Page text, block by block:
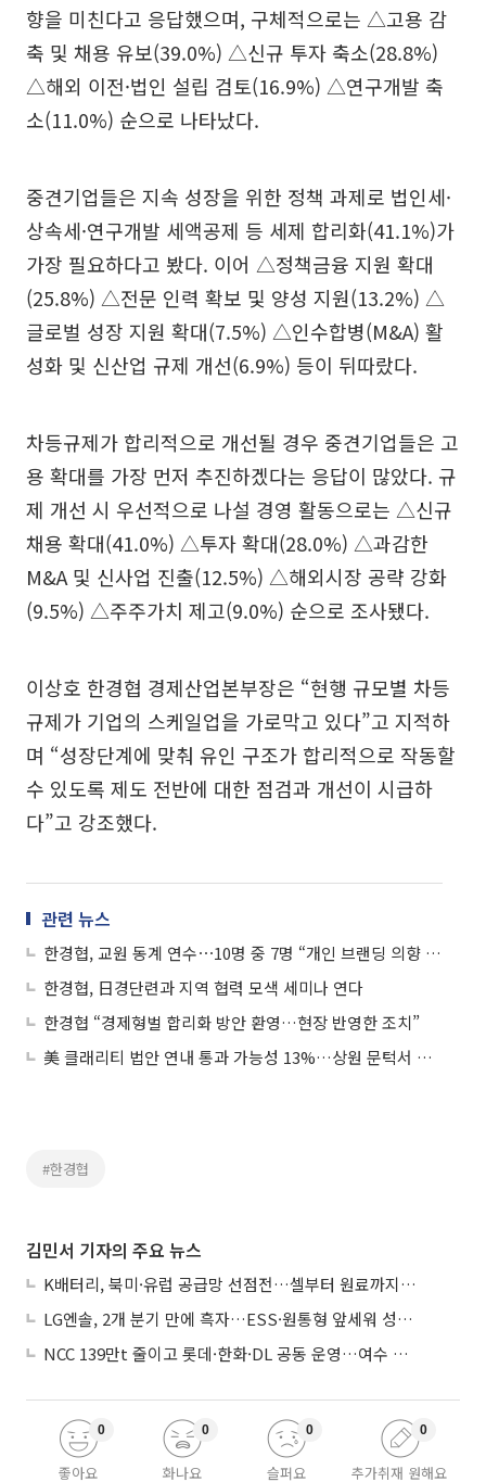
향을 미친다고 응답했으며, 구체적으로는 △고용 감
축 및 채용 유보(39.0%) △신규 투자 축소(28.8%)
△해외 이전·법인 설립 검토(16.9%) △연구개발 축
소(11.0%) 순으로 나타났다.
중견기업들은 지속 성장을 위한 정책 과제로 법인세·
상속세·연구개발 세액공제 등 세제 합리화(41.1%)가
가장 필요하다고 봤다. 이어 △정책금융 지원 확대
(25.8%) △전문 인력 확보 및 양성 지원(13.2%) △
글로벌 성장 지원 확대(7.5%) △인수합병(M&A) 활
성화 및 신산업 규제 개선(6.9%) 등이 뒤따랐다.
차등규제가 합리적으로 개선될 경우 중견기업들은 고
용 확대를 가장 먼저 추진하겠다는 응답이 많았다. 규
제 개선 시 우선적으로 나설 경영 활동으로는 △신규
채용 확대(41.0%) △투자 확대(28.0%) △과감한
M&A 및 신사업 진출(12.5%) △해외시장 공략 강화
(9.5%) △주주가치 제고(9.0%) 순으로 조사됐다.
이상호 한경협 경제산업본부장은 “현행 규모별 차등
규제가 기업의 스케일업을 가로막고 있다”고 지적하
며 “성장단계에 맞춰 유인 구조가 합리적으로 작동할
수 있도록 제도 전반에 대한 점검과 개선이 시급하
다”고 강조했다.
관련 뉴스
한경협, 교원 동계 연수⋯10명 중 7명 “개인 브랜딩 의향 있다”
한경협, 日경단련과 지역 협력 모색 세미나 연다
한경협 “경제형벌 합리화 방안 환영…현장 반영한 조치”
美 클래리티 법안 연내 통과 가능성 13%…상원 문턱서 제동
#한경협
김민서 기자의 주요 뉴스
K배터리, 북미·유럽 공급망 선점전…셀부터 원료까지 현지화
LG엔솔, 2개 분기 만에 흑자…ESS·원통형 앞세워 성장 가속
NCC 139만t 줄이고 롯데·한화·DL 공동 운영…여수 1호 본궤도
좋아요
0
화나요
0
슬퍼요
0
추가취재 원해요
0